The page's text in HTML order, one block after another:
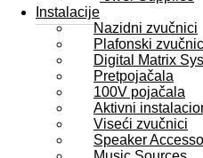
Instalacije
Nazidni zvučnici
Plafonski
Digital Matrix
Pretpojačala
100V pojačala
Aktivni
Viseći zvučnici
Speaker